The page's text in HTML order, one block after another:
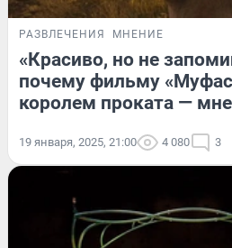
РАЗВЛЕЧЕНИЯ МНЕНИЕ
«Красиво, но не
почему фильму
королем проката —
19 января, 2025, 21:00 4 080 3